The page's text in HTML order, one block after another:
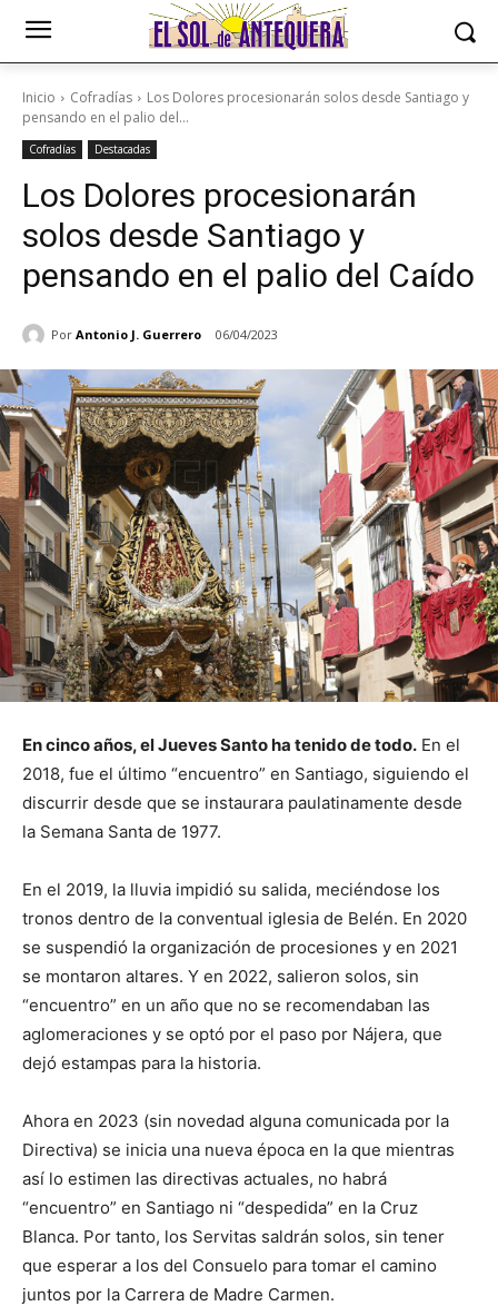
Inicio Cofradías
Los Dolores procesionarán solos desde Santiago y
pensando en el palio del...
Cofradías Destacadas
Los Dolores procesionarán
solos desde Santiago y
pensando en el palio del Caído
Por Antonio J. Guerrero 06/04/2023
En cinco años, el Jueves Santo ha tenido de todo. En el
2018, fue el último “encuentro” en Santiago, siguiendo el
discurrir desde que se instaurara paulatinamente desde
la Semana Santa de 1977.
En el 2019, la lluvia impidió su salida, meciéndose los
tronos dentro de la conventual iglesia de Belén. En 2020
se suspendió la organización de procesiones y en 2021
se montaron altares. Y en 2022, salieron solos, sin
“encuentro” en un año que no se recomendaban las
aglomeraciones y se optó por el paso por Nájera, que
dejó estampas para la historia.
Ahora en 2023 (sin novedad alguna comunicada por la
Directiva) se inicia una nueva época en la que mientras
así lo estimen las directivas actuales, no habrá
“encuentro” en Santiago ni “despedida” en la Cruz
Blanca. Por tanto, los Servitas saldrán solos, sin tener
que esperar a los del Consuelo para tomar el camino
juntos por la Carrera de Madre Carmen.